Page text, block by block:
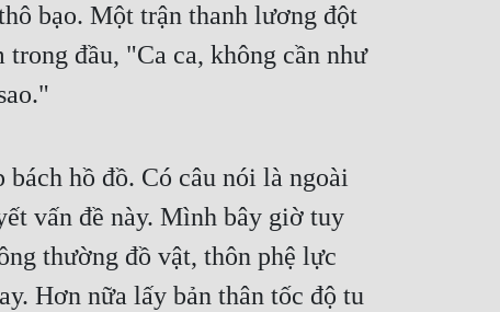
bạo. Một trận thanh lương đột
đầu, "Ca ca, không cần như
hồ đồ. Có câu nói là ngoài
vấn đề này. Mình bây giờ tuy
thường đồ vật, thôn phệ lực
Hơn nữa lấy bản thân tốc độ tu